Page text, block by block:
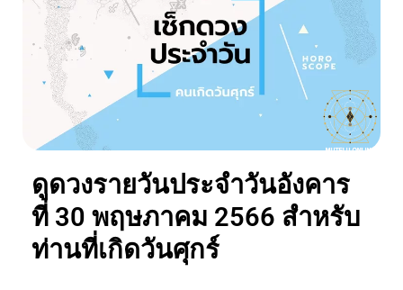
ดูดวงรายวันประจำวันอังคาร
ที่ 30 พฤษภาคม 2566 สำหรับ
ท่านที่เกิดวันศุกร์